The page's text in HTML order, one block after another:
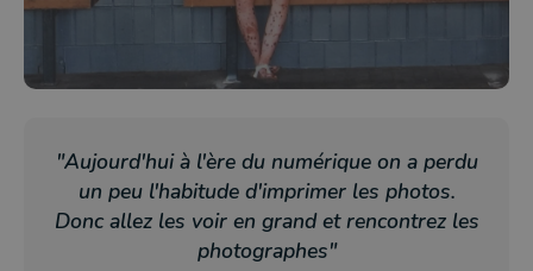
"Aujourd'hui à l'ère du numérique on a perdu
un peu l'habitude d'imprimer les photos.
Donc allez les voir en grand et rencontrez les
photographes"